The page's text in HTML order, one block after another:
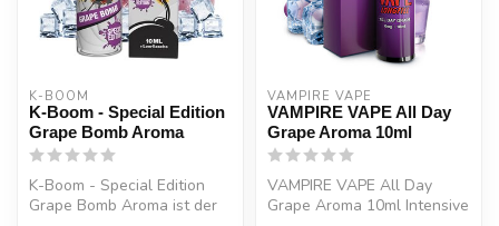
K-BOOM
K-Boom - Special Edition
Grape Bomb Aroma
K-Boom - Special Edition
Grape Bomb Aroma ist der
VAMPIRE VAPE
VAMPIRE VAPE All Day
Grape Aroma 10ml
VAMPIRE VAPE All Day
Grape Aroma 10ml Intensive